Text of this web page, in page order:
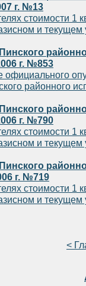
г. №13
стоимости 1
и текущем
г. №853
официального
районного
г. №790
стоимости 1
и текущем
г. №719
стоимости 1
и текущем
<